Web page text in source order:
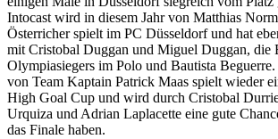
Intocast wird in diesem Jahr von Matthias
Österricher spielt im PC Düsseldorf und hat
mit Cristobal Duggan und Miguel Duggan, die
Olympiasiegers im Polo und Bautista
von Team Kaptain Patrick Maas spielt wieder
High Goal Cup und wird durch Cristobal
Urquiza und Adrian Laplacette eine gute
das Finale haben.